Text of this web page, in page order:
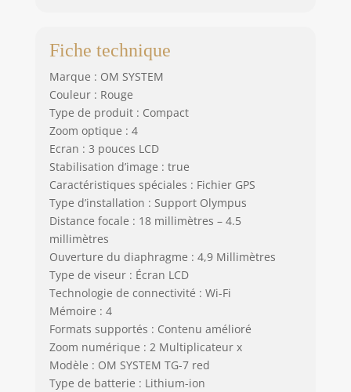
Fiche technique
Marque : OM SYSTEM
Couleur : Rouge
Type de produit : Compact
Zoom optique : 4
Ecran : 3 pouces LCD
Stabilisation d’image : true
Caractéristiques spéciales : Fichier GPS
Type d’installation : Support Olympus
Distance focale : 18 millimètres – 4.5
millimètres
Ouverture du diaphragme : 4,9 Millimètres
Type de viseur : Écran LCD
Technologie de connectivité : Wi-Fi
Mémoire : 4
Formats supportés : Contenu amélioré
Zoom numérique : 2 Multiplicateur x
Modèle : OM SYSTEM TG-7 red
Type de batterie : Lithium-ion